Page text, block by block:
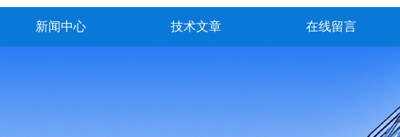
新闻中心 技术文章 在线留言